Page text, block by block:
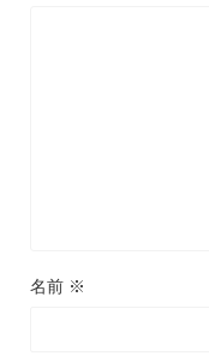
名前 ※